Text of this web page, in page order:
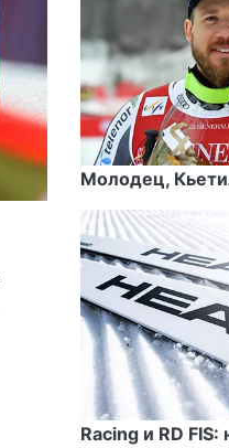
Молодец,
Racing и RD FIS: